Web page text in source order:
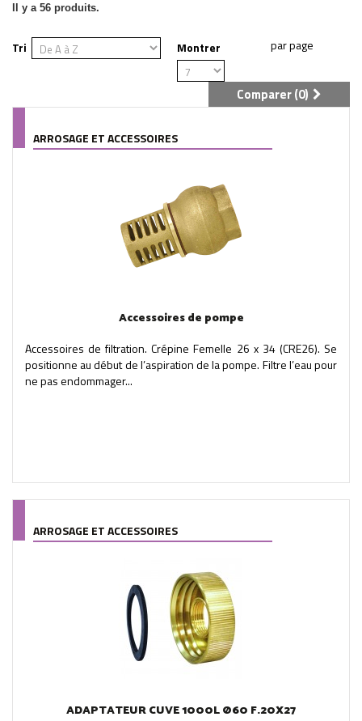
Il y a 56 produits.
Tri Montrer
Comparer (0)
ARROSAGE ET ACCESSOIRES
Accessoires de pompe
Accessoires de filtration. Crépine Femelle 26 x 34 (CRE26). Se
positionne au début de l’aspiration de la pompe. Filtre l’eau pour
ne pas endommager...
ARROSAGE ET ACCESSOIRES
ADAPTATEUR CUVE 1000L Ø60 F.20X27